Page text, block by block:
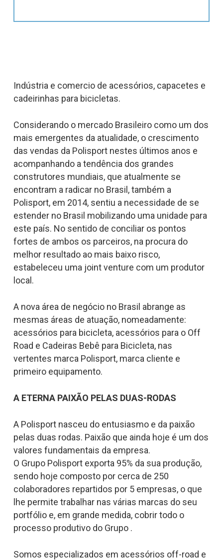
Indústria e comercio de acessórios, capacetes e
cadeirinhas para bicicletas.
Considerando o mercado Brasileiro como um dos
mais emergentes da atualidade, o crescimento
das vendas da Polisport nestes últimos anos e
acompanhando a tendência dos grandes
construtores mundiais, que atualmente se
encontram a radicar no Brasil, também a
Polisport, em 2014, sentiu a necessidade de se
estender no Brasil mobilizando uma unidade para
este país. No sentido de conciliar os pontos
fortes de ambos os parceiros, na procura do
melhor resultado ao mais baixo risco,
estabeleceu uma joint venture com um produtor
local.
A nova área de negócio no Brasil abrange as
mesmas áreas de atuação, nomeadamente:
acessórios para bicicleta, acessórios para o Off
Road e Cadeiras Bebê para Bicicleta, nas
vertentes marca Polisport, marca cliente e
primeiro equipamento.
A ETERNA PAIXÃO PELAS DUAS-RODAS
A Polisport nasceu do entusiasmo e da paixão
pelas duas rodas. Paixão que ainda hoje é um dos
valores fundamentais da empresa.
O Grupo Polisport exporta 95% da sua produção,
sendo hoje composto por cerca de 250
colaboradores repartidos por 5 empresas, o que
lhe permite trabalhar nas várias marcas do seu
portfólio e, em grande medida, cobrir todo o
processo produtivo do Grupo .
Somos especializados em acessórios off-road e